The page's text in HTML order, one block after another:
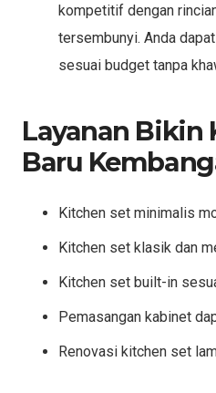
kompetitif dengan
tersembunyi. Anda
sesuai budget tanpa
Layanan Bikin
Baru
Kitchen set minimalis
Kitchen set klasik dan
Kitchen set built-in
Pemasangan kabinet
Renovasi kitchen set